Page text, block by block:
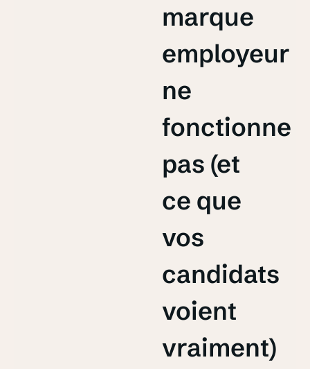
marque
employeur
ne
fonctionne
pas (et
ce que
vos
candidats
voient
vraiment)